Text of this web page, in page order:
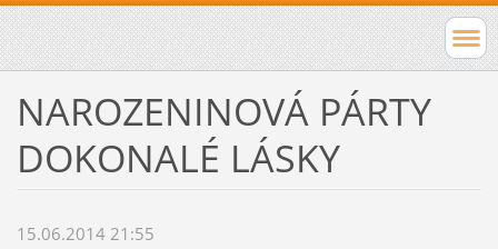
NAROZENINOVÁ PÁRTY
DOKONALÉ LÁSKY
15.06.2014 21:55